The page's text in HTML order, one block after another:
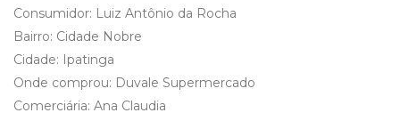
Consumidor: Luiz Antônio da Rocha
Bairro: Cidade Nobre
Cidade: Ipatinga
Onde comprou: Duvale Supermercado
Comerciária: Ana Claudia